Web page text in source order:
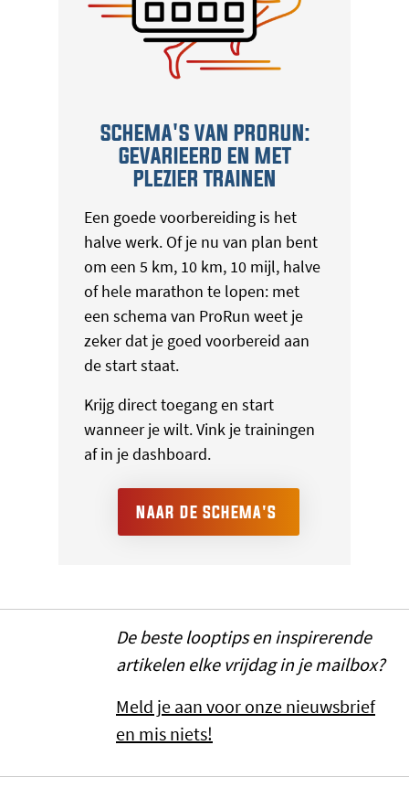
SCHEMA'S VAN PRORUN:
GEVARIEERD EN MET
PLEZIER TRAINEN
Een goede voorbereiding is het
halve werk. Of je nu van plan bent
om een 5 km, 10 km, 10 mijl, halve
of hele marathon te lopen: met
een schema van ProRun weet je
zeker dat je goed voorbereid aan
de start staat.
Krijg direct toegang en start
wanneer je wilt. Vink je trainingen
af in je dashboard.
NAAR DE SCHEMA'S
De beste looptips en inspirerende
artikelen elke vrijdag in je mailbox?
Meld je aan voor onze nieuwsbrief
en mis niets!